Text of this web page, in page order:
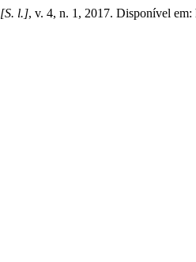
[S. l.], v. 4, n. 1, 2017. Disponível